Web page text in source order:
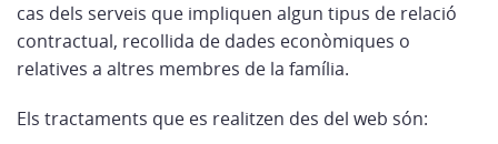
cas dels serveis que impliquen algun tipus de relació
contractual, recollida de dades econòmiques o
relatives a altres membres de la família.
Els tractaments que es realitzen des del web són: